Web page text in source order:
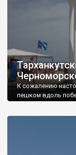
К сожалению
пешком вдоль